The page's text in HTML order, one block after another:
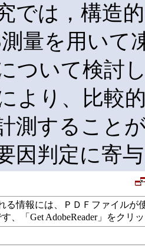
では，構造
量を用いて
ついて検討
より、比較
測すること
因判定に寄
る情報には、ＰＤＦファイル
す、「Get AdobeReader」をク